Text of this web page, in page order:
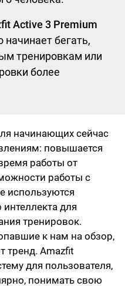
Active 3 Premium
начинает бегать,
тренировкам или
более
начинающих сейчас
повышается
работы от
работы с
используются
для
тренировок.
к нам на обзор,
тренд. Amazfit
для пользователя,
понимать свою